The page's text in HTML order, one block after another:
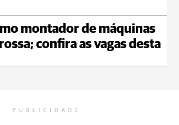
montador de máquinas
confira as vagas desta
PUBLICIDADE